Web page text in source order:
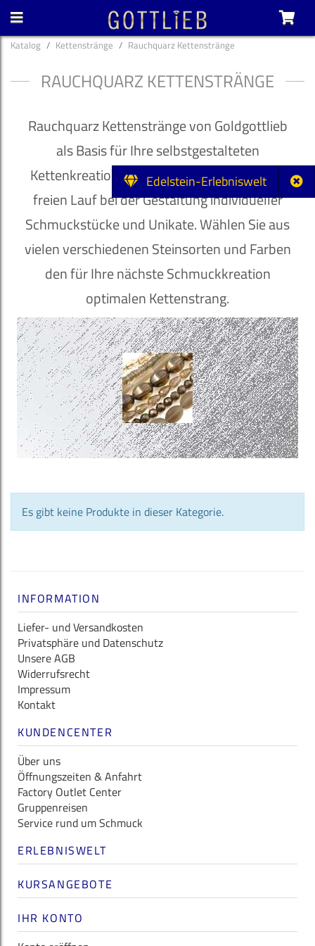
Edelstein-Erlebniswelt
Katalog Kettenstränge Rauchquarz Kettenstränge
RAUCHQUARZ KETTENSTRÄNGE
Rauchquarz Kettenstränge von Goldgottlieb
als Basis für Ihre selbstgestalteten
Kettenkreationen. Lassen Sie Ihrer Fantasie
freien Lauf bei der Gestaltung individueller
Schmuckstücke und Unikate. Wählen Sie aus
vielen verschiedenen Steinsorten und Farben
den für Ihre nächste Schmuckkreation
optimalen Kettenstrang.
Es gibt keine Produkte in dieser Kategorie.
INFORMATION
Liefer- und Versandkosten
Privatsphäre und Datenschutz
Unsere AGB
Widerrufsrecht
Impressum
Kontakt
KUNDENCENTER
Über uns
Öffnungszeiten & Anfahrt
Factory Outlet Center
Gruppenreisen
Service rund um Schmuck
ERLEBNISWELT
KURSANGEBOTE
IHR KONTO